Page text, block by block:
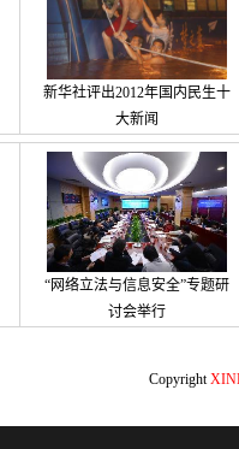
新华社评出2012年国内民生十
大新闻
“网络立法与信息安全”专题研
讨会举行
Copyright